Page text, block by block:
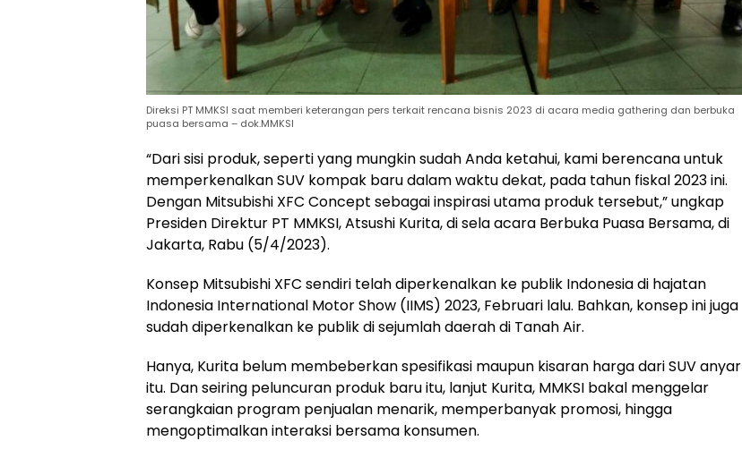
Direksi PT MMKSI saat memberi keterangan pers terkait rencana bisnis 2023 di acara media gathering dan berbuka
puasa bersama – dok.MMKSI
“Dari sisi produk, seperti yang mungkin sudah Anda ketahui, kami berencana untuk
memperkenalkan SUV kompak baru dalam waktu dekat, pada tahun fiskal 2023 ini.
Dengan Mitsubishi XFC Concept sebagai inspirasi utama produk tersebut,” ungkap
Presiden Direktur PT MMKSI, Atsushi Kurita, di sela acara Berbuka Puasa Bersama, di
Jakarta, Rabu (5/4/2023).
Konsep Mitsubishi XFC sendiri telah diperkenalkan ke publik Indonesia di hajatan
Indonesia International Motor Show (IIMS) 2023, Februari lalu. Bahkan, konsep ini juga
sudah diperkenalkan ke publik di sejumlah daerah di Tanah Air.
Hanya, Kurita belum membeberkan spesifikasi maupun kisaran harga dari SUV anyar
itu. Dan seiring peluncuran produk baru itu, lanjut Kurita, MMKSI bakal menggelar
serangkaian program penjualan menarik, memperbanyak promosi, hingga
mengoptimalkan interaksi bersama konsumen.